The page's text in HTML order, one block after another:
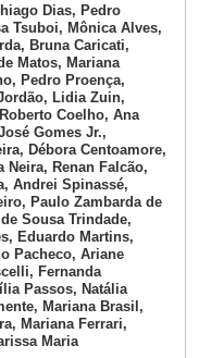
Dias, Pedro
Tsuboi, Mônica Alves,
Bruna Caricati,
Matos, Mariana
Pedro Proença,
Lidia Zuin,
Coelho, Ana
Gomes Jr.,
Débora Centoamore,
Renan Falcão,
Andrei Spinassé,
Paulo Zambarda de
Sousa Trindade,
Eduardo Martins,
Pacheco, Ariane
, Fernanda
Passos, Natália
Mariana Brasil,
Mariana Ferrari,
Maria